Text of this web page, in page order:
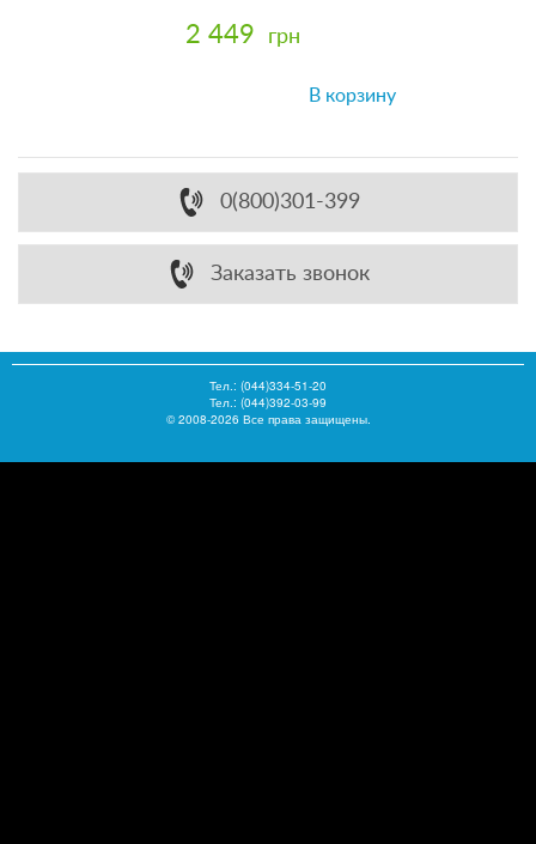
2 449 грн
В корзину
0(800)301-399
Заказать звонок
Тел.: (044)334-51-20
Тел.: (044)392-03-99
© 2008-2026 Все права защищены.